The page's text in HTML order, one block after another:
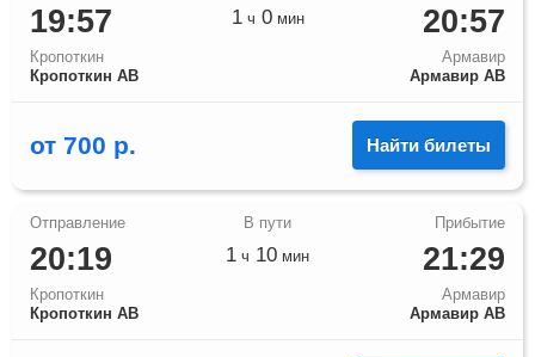
19:57
Кропоткин
Кропоткин АВ
20:57
Армавир
Армавир АВ
1ч 0мин
от 700 р. Найти билеты
20:19
Кропоткин
Кропоткин АВ
21:29
Армавир
Армавир АВ
1 ч 10 мин